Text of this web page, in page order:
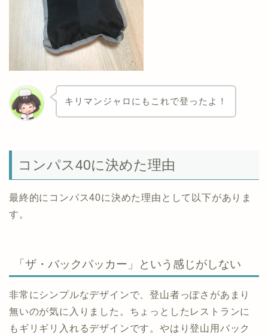
キリマンジャロにもこれで登ったよ！
コンパス40に決めた理由
最終的にコンパス40に決めた理由として以下がありま
す。
「ザ・バックパッカー」という感じがしない
非常にシンプルなデザインで、登山者っぽさがあまり
無いのが気に入りました。ちょっとしたレストランに
もギリギリ入れるデザインです。やはり登山用バック